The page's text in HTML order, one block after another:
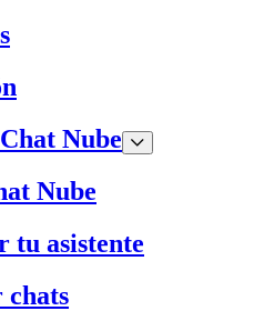
Nube
Nube
tu asistente
chats